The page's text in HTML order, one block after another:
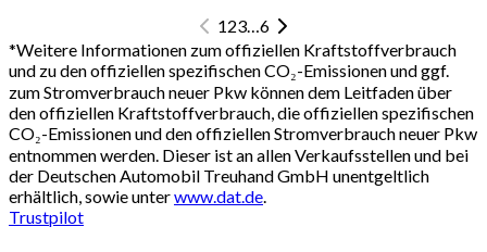
123…6
*Weitere Informationen zum offiziellen Kraftstoffverbrauch
und zu den offiziellen spezifischen CO₂-Emissionen und ggf.
zum Stromverbrauch neuer Pkw können dem Leitfaden über
den offiziellen Kraftstoffverbrauch, die offiziellen spezifischen
CO₂-Emissionen und den offiziellen Stromverbrauch neuer Pkw
entnommen werden. Dieser ist an allen Verkaufsstellen und bei
der Deutschen Automobil Treuhand GmbH unentgeltlich
erhältlich, sowie unterwww.dat.de
Trustpilot